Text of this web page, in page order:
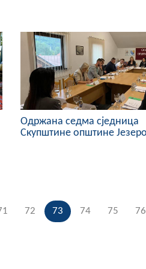
Одржана седма сједница
Скупштине општине
72 73 74 75 76